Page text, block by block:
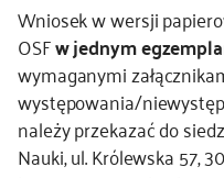
Wniosek w wersji
OSFw jednym
wymaganymi
występowania/
należy przekazać do
Nauki, ul. Królewska 57,